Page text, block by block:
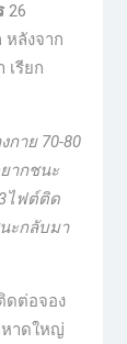
​ 26​
หลังจาก
รียก
กาย​ 70-80​
าก​ชนะ​
ไฟต์​ติด​
ะ​กลับมา​
ดต่อจอง
าดใหญ่